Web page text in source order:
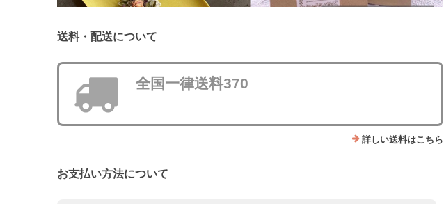
送料・配送について
全国一律送料370
詳しい送料はこちら
お支払い方法について